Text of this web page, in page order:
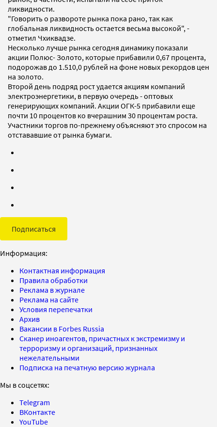
ликвидности.
"Говорить о развороте рынка пока рано, так как
глобальная ликвидность остается весьма высокой", -
отметил Чхиквадзе.
Несколько лучше рынка сегодня динамику показали
акции Полюс- Золото, которые прибавили 0,67 процента,
подорожав до 1.510,0 рублей на фоне новых рекордов цен
на золото.
Второй день подряд рост удается акциям компаний
электроэнергетики, в первую очередь - оптовых
генерирующих компаний. Акции ОГК-5 прибавили еще
почти 10 процентов ко вчерашним 30 процентам роста.
Участники торгов по-прежнему объясняют это спросом на
отстававшие от рынка бумаги.
Подписаться
Информация:
Контактная информация
Правила обработки
Реклама в журнале
Реклама на сайте
Условия перепечатки
Архив
Вакансии в Forbes Russia
Сканер иноагентов, причастных к экстремизму и
терроризму и организаций, признанных
нежелательными
Подписка на печатную версию журнала
Мы в соцсетях:
Telegram
ВКонтакте
YouTube